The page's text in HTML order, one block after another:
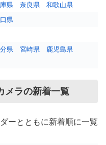
県 奈良県
和歌山県
県
県 宮崎県
鹿児島県
メラの新着一覧
ーとともに新着順に一覧